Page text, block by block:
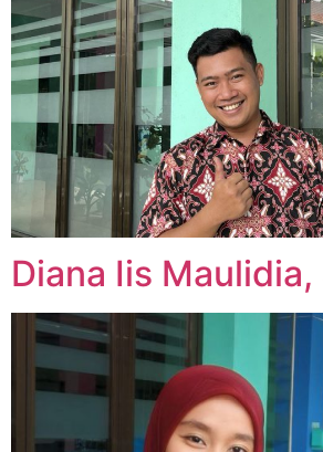
Diana Iis Maulidia,